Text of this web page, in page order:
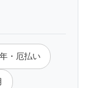
・厄払い